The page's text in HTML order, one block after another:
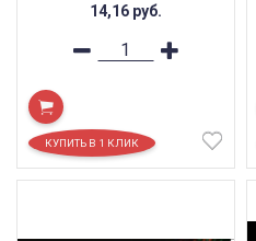
14,16 руб.